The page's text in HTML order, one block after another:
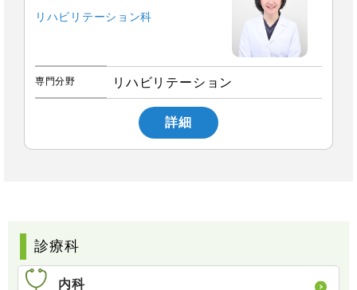
リハビリテーション科
専門分野 リハビリテーション
詳細
診療科
内科